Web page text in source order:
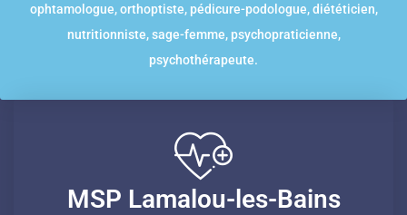
ophtamologue, orthoptiste, pédicure-podologue, diététicien,
nutritionniste, sage-femme, psychopraticienne,
psychothérapeute.
MSP Lamalou-les-Bains